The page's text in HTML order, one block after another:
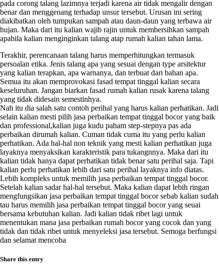
pada corong talang lazimnya terjadi karena air tidak mengalir dengan
benar dan menggenang terhadap unsur tersebut. Urusan ini sering
diakibatkan oleh tumpukan sampah atau daun-daun yang terbawa air
hujan. Maka dari itu kalian wajib rajin untuk membersihkan sampah
apabila kalian menginginkan talang atap rumah kalian tahan lama.
Terakhir, perencanaan talang harus memperhitungkan termasuk
persoalan etika. Jenis talang apa yang sesuai dengan type arsitektur
yang kalian terapkan, apa warnanya, dan terbuat dari bahan apa.
Semua itu akan memprovokasi fasad tempat tinggal kalian secara
keseluruhan. Jangan biarkan fasad rumah kalian rusak karena talang
yang tidak didesain semestinhya.
Nah itu dia salah satu contoh perihal yang harus kalian perhatikan. Jadi
selain kalian mesti pilih jasa perbaikan tempat tinggal bocor yang baik
dan professional,kalian juga kudu paham step-stepnya pas ada
perbaikan dirumah kalian. Cuman tidak cuma itu yang perlu kalian
perhatikan. Ada hal-hal non teknik yang mesti kalian perhatikan juga
layaknya menyaksikan karakteristik para tukangnnya. Maka dari itu
kalian tidak hanya dapat perhatikan tidak benar satu perihal saja. Tapi
kalian perlu perhatikan lebih dari satu perihal layaknya info diatas.
Lebih kompleks untuk memilih jasa perbaikan tempat tinggal bocor.
Setelah kalian sadar hal-hal tersebut. Maka kalian dapat lebih ringan
mengfungsikan jasa perbaikan tempat tinggal bocor sebab kalian sudah
tau harus memilih jasa perbaikan tempat tinggal bocor yang seuai
bersama kebutuhan kalian. Jadi kalian tidak ribet lagi untuk
menentukan mana jasa perbaikan rumah bocor yang cocok dan yang
tidak dan tidak ribet untuk menyeleksi jasa tersebut. Semoga berfungsi
dan selamat mencoba
Share this entry